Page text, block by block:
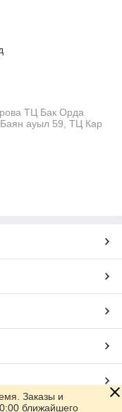
ТЦ Бак Орда
Баян ауыл 59, ТЦ Кар
Заказы и
ближайшего